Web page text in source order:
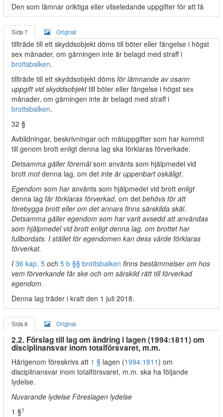
Den som lämnar oriktiga eller vilseledande uppgifter för att få
Sida 7 Original
tillträde till ett skyddsobjekt döms till böter eller fängelse i högst
sex månader, om gärningen inte är belagd med straff i
brottsbalken.
tillträde till ett skyddsobjekt döms för lämnande av osann
uppgift vid skyddsobjekttill böter eller fängelse i högst sex
månader, om gärningen inte är belagd med straff i
brottsbalken.
32 §
Avbildningar, beskrivningar och mätuppgifter som har kommit
till genom brott enligt denna lag ska förklaras förverkade.
Detsamma gäller föremålsom använts som hjälpmedel vid
brott motdenna lag, om det inte är uppenbart oskäligt.
Egendom som haranvänts som hjälpmedel vid brott enligt
denna lag får förklaras förverkad, om det behövs för att
förebygga brott eller om det annars finns särskilda skäl.
Detsamma gäller egendom som har varit avsedd att användas
som hjälpmedel vid brott enligt denna lag, om brottet har
fullbordats. I stället för egendomen kan dess värde förklaras
förverkat.
I 36 kap. 5 och 5 b §§ brottsbalken finns bestämmelser om hos
vem förverkande får ske och om särskild rätt till förverkad
egendom.
Denna lag träder i kraft den 1 juli 2018.
Sida 8 Original
2.2. Förslag till lag om ändring i lagen (1994:1811) om
disciplinansvar inom totalförsvaret, m.m.
Härigenom föreskrivs att 1 § lagen (1994:1811) om
disciplinansvar inom totalförsvaret, m.m. ska ha följande
lydelse.
Nuvarande lydelse Föreslagen lydelse
1 §1